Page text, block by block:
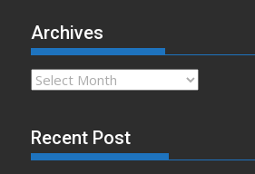
Archives
Archives
Recent Post